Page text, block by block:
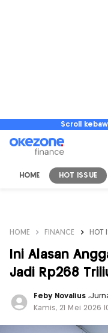
Scroll
HOME HOT ISSUE
HOME FINANCE HOT
Ini Alasan
Jadi Rp268
Feby Novalius ,
Kamis, 21 Mei 2026